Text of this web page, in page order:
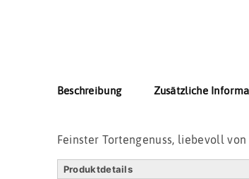
Beschreibung Zusätzliche
Feinster Tortengenuss, liebevoll
Produktdetails